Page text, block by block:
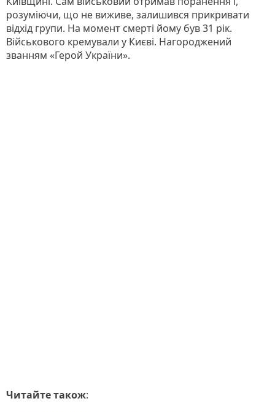
розуміючи, що не виживе, залишився прикривати
відхід групи. На момент смерті йому був 31 рік.
Військового кремували у Києві. Нагороджений
званням «Герой України».
Читайте також: